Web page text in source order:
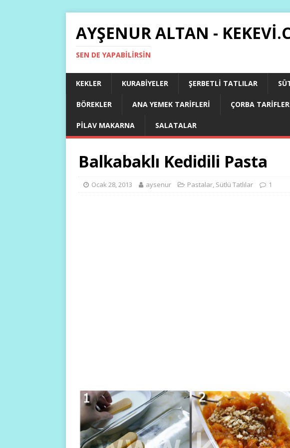
AYŞENUR ALTAN -
SEN DE YAPABILIRSIN
KEKLER KURABIYELER ŞERBETLI TATLILAR
BÖREKLER ANA YEMEK TARIFLERI ÇORBA
PILAV MAKARNA SALATALAR
Balkabaklı Kedidili Pasta
Ocak 28, 2013 aysenur Pastalar, Sütlü Tatlılar 1